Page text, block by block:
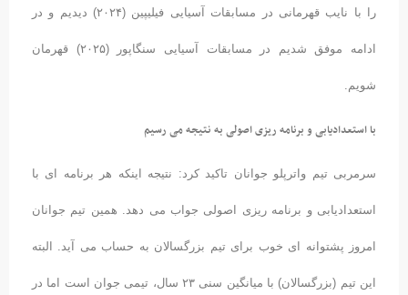
را با نایب قهرمانی در مسابقات آسیایی فیلیپین (۲۰۲۴) دیدیم و در
ادامه موفق شدیم در مسابقات آسیایی سنگاپور (۲۰۲۵) قهرمان
شویم.
با استعدادیابی و برنامه ریزی اصولی به نتیجه می رسیم
سرمربی تیم واترپلو جوانان تاکید کرد: نتیجه اینکه هر برنامه ای با
استعدادیابی و برنامه ریزی اصولی جواب می دهد. همین تیم جوانان
امروز پشتوانه ای خوب برای تیم بزرگسالان به حساب می آید. البته
این تیم (بزرگسالان) با میانگین سنی ۲۳ سال، تیمی جوان است اما در